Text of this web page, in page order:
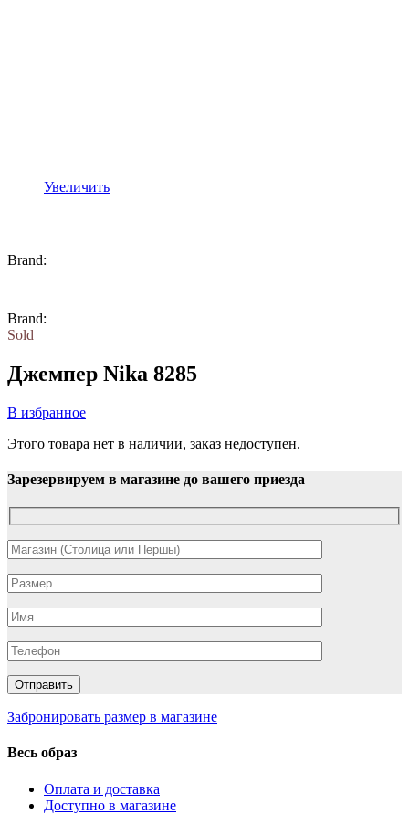
Увеличить
Brand:
Brand:
Sold
Джемпер Nika 8285
В избранное
Этого товара нет в наличии, заказ недоступен.
Зарезервируем в магазине до вашего приезда
Забронировать размер в магазине
Весь образ
Оплата и доставка
Доступно в магазине